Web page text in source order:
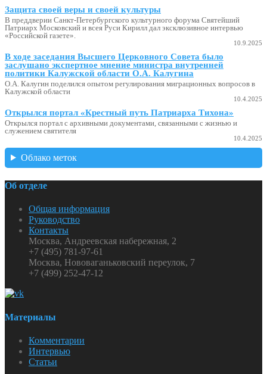
Защита своей веры и своей культуры
В преддверии Санкт-Петербургского культурного форума Святейший
Патриарх Московский и всея Руси Кирилл дал эксклюзивное интервью
«Российской газете».
10.9.2025
В ходе заседания Высшего Церковного Совета было
заслушано экспертное мнение министра внутренней
политики Калужской области О.А. Калугина
О.А. Калугин поделился опытом регулирования миграционных вопросов в
Калужской области
10.4.2025
Открылся портал «Крестный путь Патриарха Тихона»
Открылся портал с архивными документами, связанными с жизнью и
служением святителя
10.4.2025
Облако меток
Об отделе
Общая информация
Руководство
Контакты
Москва, Андреевская набережная, 2
+7 (495) 781-97-61
Москва, Нововаганьковский переулок, 7
+7 (499) 252-47-12
Материалы
Комментарии
Интервью
Статьи